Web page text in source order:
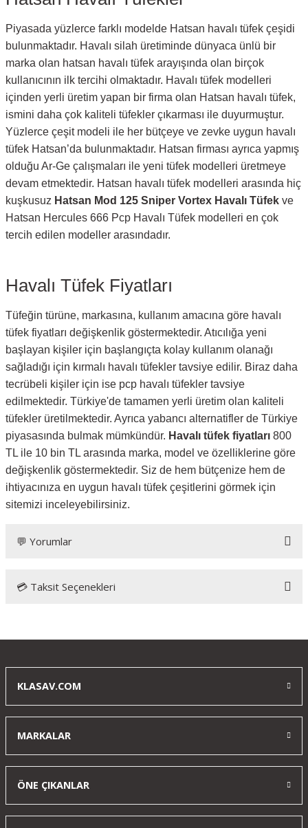
Piyasada yüzlerce farklı modelde Hatsan havalı tüfek çeşidi
bulunmaktadır. Havalı silah üretiminde dünyaca ünlü bir
marka olan hatsan havalı tüfek arayışında olan birçok
kullanıcının ilk tercihi olmaktadır. Havalı tüfek modelleri
içinden yerli üretim yapan bir firma olan Hatsan havalı tüfek,
ismini daha çok kaliteli tüfekler çıkarması ile duyurmuştur.
Yüzlerce çeşit modeli ile her bütçeye ve zevke uygun havalı
tüfek Hatsan’da bulunmaktadır. Hatsan firması ayrıca yapmış
olduğu Ar-Ge çalışmaları ile yeni tüfek modelleri üretmeye
devam etmektedir. Hatsan havalı tüfek modelleri arasında hiç
kuşkusuz Hatsan Mod 125 Sniper Vortex Havalı Tüfek ve
Hatsan Hercules 666 Pcp Havalı Tüfek modelleri en çok
tercih edilen modeller arasındadır.
Havalı Tüfek Fiyatları
Tüfeğin türüne, markasına, kullanım amacına göre havalı
tüfek fiyatları değişkenlik göstermektedir. Atıcılığa yeni
başlayan kişiler için başlangıçta kolay kullanım olanağı
sağladığı için kırmalı havalı tüfekler tavsiye edilir. Biraz daha
tecrübeli kişiler için ise pcp havalı tüfekler tavsiye
edilmektedir. Türkiye'de tamamen yerli üretim olan kaliteli
tüfekler üretilmektedir. Ayrıca yabancı alternatifler de Türkiye
piyasasında bulmak mümkündür. Havalı tüfek fiyatları 800
TL ile 10 bin TL arasında marka, model ve özelliklerine göre
değişkenlik göstermektedir. Siz de hem bütçenize hem de
ihtiyacınıza en uygun havalı tüfek çeşitlerini görmek için
sitemizi inceleyebilirsiniz.
💬 Yorumlar
Bu ürüne ilk yorumu siz yapın!
💳 Taksit Seçenekleri
KLASAV.COM
MARKALAR
ÖNE ÇIKANLAR